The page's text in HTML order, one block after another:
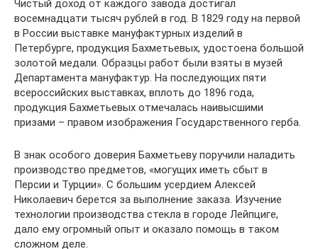
Чистый доход от каждого завода достигал
восемнадцати тысяч рублей в год. В 1829 году на первой
в России выставке мануфактурных изделий в
Петербурге, продукция Бахметьевых, удостоена большой
золотой медали. Образцы работ были взяты в музей
Департамента мануфактур. На последующих пяти
всероссийских выставках, вплоть до 1896 года,
продукция Бахметьевых отмечалась наивысшими
призами – правом изображения Государственного герба.
В знак особого доверия Бахметьеву поручили наладить
производство предметов, «могущих иметь сбыт в
Персии и Турции». С большим усердием Алексей
Николаевич берется за выполнение заказа. Изучение
технологии производства стекла в городе Лейпциге,
дало ему огромный опыт и оказало помощь в таком
сложном деле.